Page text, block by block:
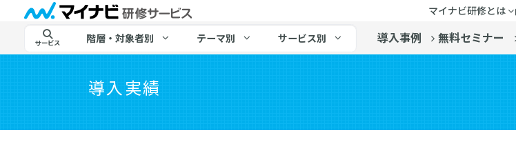
マイナビ研修とは
サービス 階層・対象者別 テーマ別 サービス別 導入事例 無料セミナー
導入実績